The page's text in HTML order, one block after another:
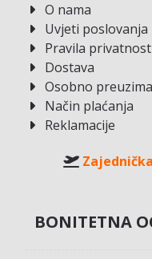
O nama
Uvjeti poslovanja
Pravila
Dostava
Osobno
Način plaćanja
Reklamacije
BONITETNA